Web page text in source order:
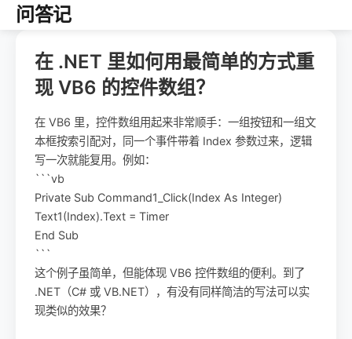
问答记
在 .NET 里如何用最简单的方式重
现 VB6 的控件数组？
在 VB6 里，控件数组用起来非常顺手：一组按钮和一组文
本框按索引配对，同一个事件带着 Index 参数过来，逻辑
写一次就能复用。例如：
```vb
Private Sub Command1_Click(Index As Integer)
Text1(Index).Text = Timer
End Sub
```
这个例子虽简单，但能体现 VB6 控件数组的便利。到了
.NET（C# 或 VB.NET），有没有同样简洁的写法可以实
现类似的效果？